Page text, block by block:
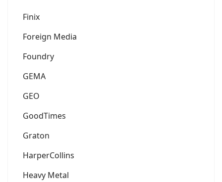
Finix
Foreign Media
Foundry
GEMA
GEO
GoodTimes
Graton
HarperCollins
Heavy Metal